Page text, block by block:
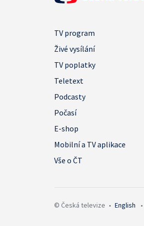
TV program
Živé vysílání
TV poplatky
Teletext
Podcasty
Počasí
E-shop
Mobilní a TV aplikace
Vše o ČT
© Česká televize • English •